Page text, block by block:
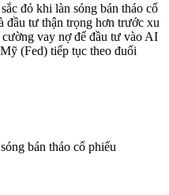
đỏ khi làn sóng bán tháo cổ
đầu tư thận trọng hơn trước xu
vay nợ để đầu tư vào AI
(Fed) tiếp tục theo đuổi